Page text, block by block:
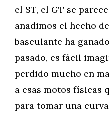
el ST, el GT se
añadimos el hecho
basculante ha
pasado, es fácil
perdido mucho en
a esas motos físicas
para tomar una